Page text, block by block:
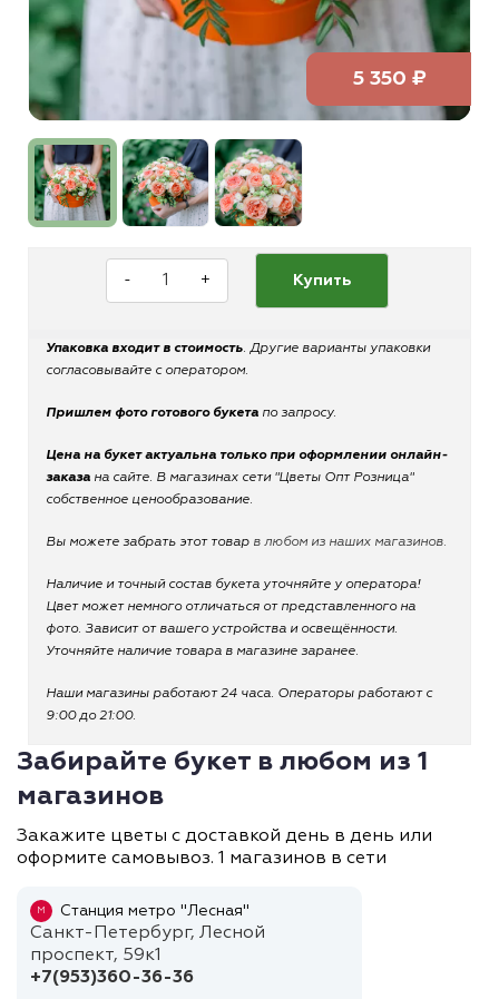
5 350 ₽
Упаковка входит в стоимость. Другие варианты упаковки
согласовывайте с оператором.
Пришлем фото готового букета по запросу.
Цена на букет актуальна только при оформлении онлайн-
заказа на сайте. В магазинах сети "Цветы Опт Розница"
собственное ценообразование.
Вы можете забрать этот товар в любом из наших магазинов.
Наличие и точный состав букета уточняйте у оператора!
Цвет может немного отличаться от представленного на
фото. Зависит от вашего устройства и освещённости.
Уточняйте наличие товара в магазине заранее.
Наши магазины работают 24 часа. Операторы работают с
9:00 до 21:00.
+
- Купить
Забирайте букет в любом из 1
магазинов
Закажите цветы с доставкой день в день или
оформите самовывоз. 1 магазинов в сети
М Станция метро "Лесная"
Санкт-Петербург, Лесной
проспект, 59к1
+7(953)360-36-36